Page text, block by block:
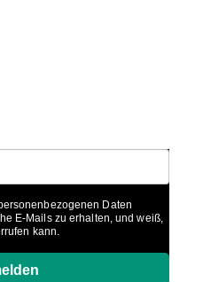
Daten
E-Mails zu erhalten, und weiß,
kann.